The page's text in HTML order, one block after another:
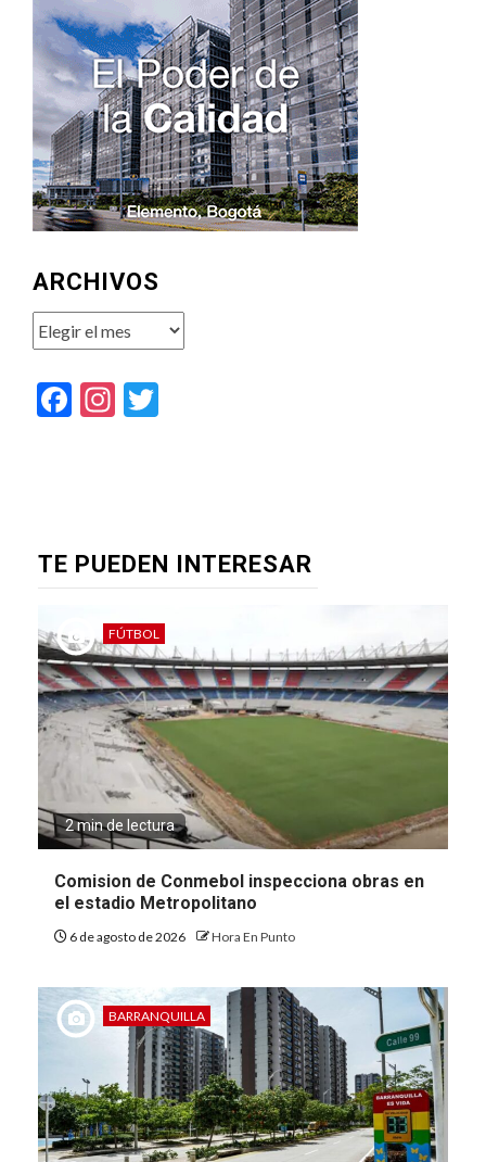
ARCHIVOS
Archivos
Facebook
Instagram
TE PUEDEN INTERESAR
FÚTBOL
2 min de lectura
Comision de Conmebol inspecciona obras en
el estadio Metropolitano
6 de agosto de 2026 Hora En Punto
BARRANQUILLA